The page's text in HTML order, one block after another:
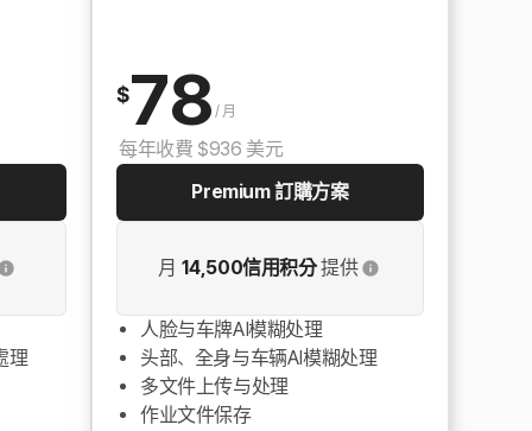
理
$78 / 月
每年收費 $936 美元
Premium 訂購方案
月 14,500信用积分提供
人脸与车牌AI模糊处理
头部、全身与车辆AI模糊处理
多文件上传与处理
作业文件保存